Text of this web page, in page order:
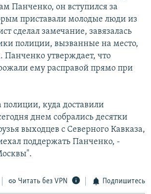
РСПанченко, он вступился за
приставали молодые люди из
сделал замечание, завязалась
полиции, вызванные на место,
Панченко утверждает, что
ему расправой прямо при
полиции, куда доставили
днем собрались десятки
выходцев с Северного Кавказа,
поддержать Панченко, -
Читать без VPN Подпишитесь